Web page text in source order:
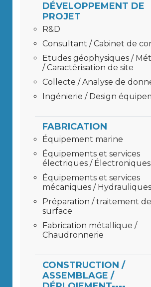
DÉVELOPPEMENT DE
PROJET
R&D
Consultant / Cabinet de
Etudes géophysiques /
/ Caractérisation de site
Collecte / Analyse de
Ingénierie / Design
FABRICATION
Équipement marine
Équipements et services
électriques / Électroniques
Équipements et services
mécaniques / Hydrauliques
Préparation / traitement de
surface
Fabrication métallique /
Chaudronnerie
CONSTRUCTION /
ASSEMBLAGE /